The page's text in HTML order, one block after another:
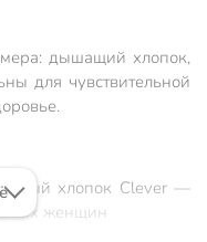
дышащий хлопок,
для чувствительной
хлопок Clever —
женщин